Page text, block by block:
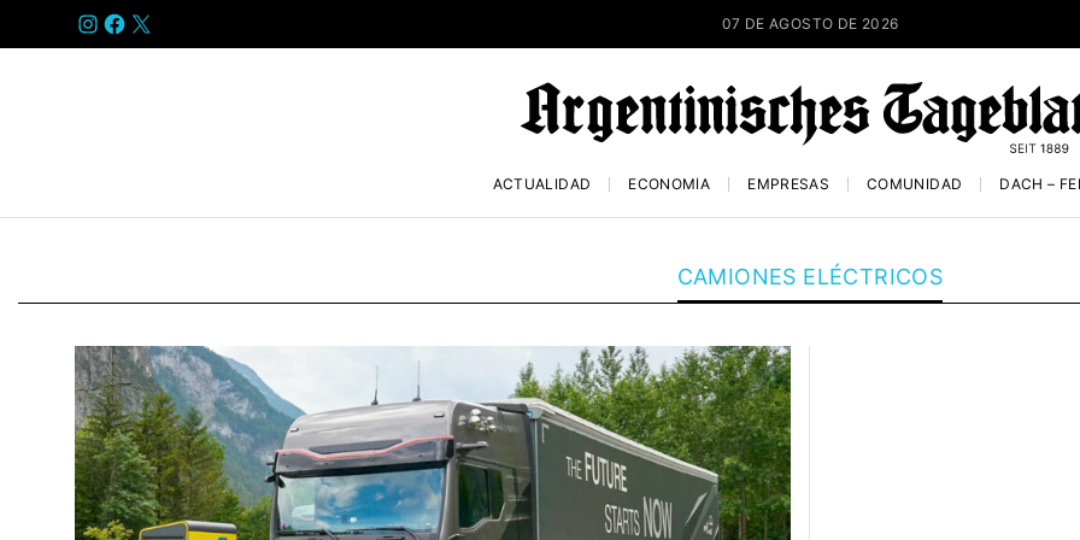
INSTAGRAM
FACEBOOK
X 07 DE AGOSTO DE 2026
ACTUALIDAD ECONOMÍA EMPRESAS COMUNIDAD DACH –
CAMIONES ELÉCTRICOS